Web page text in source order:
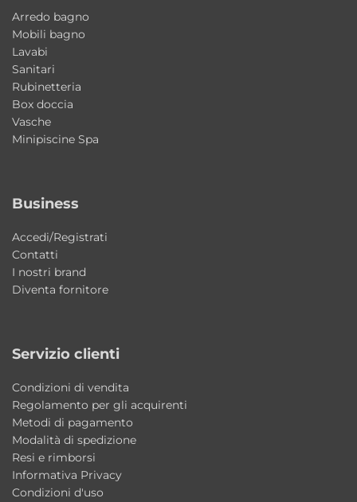
Design coordinabile con la collezione
Maggiore
Il miscelatore può essere facilmente
abbinato ai miscelatori bidet, doccia, soffioni
e accessori della collezione Maggiore per
creare una composizione bagno armoniosa e
Caratteristiche principali
scarico
Collezione: Maggiore
Brand: LaBlù Rubinetterie
Finiture disponibili: Cromo – Nero Matt –
Nikel Spazzolato
Stile: moderno contemporaneo
Perché scegliere il miscelatore lavabo da
piano Maggiore LaBlù
Una soluzione elegante e funzionale che
Arredo bagno
Mobili bagno
Lavabi
Sanitari
Rubinetteria
Box doccia
Vasche
Minipiscine Spa
Business
Accedi/Registrati
Contatti
I nostri brand
Diventa fornitore
Servizio clienti
Condizioni di vendita
Regolamento per gli acquirenti
Metodi di pagamento
Modalità di spedizione
Resi e rimborsi
Informativa Privacy
Condizioni d'uso